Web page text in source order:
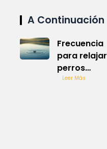
A Continuación
Frecuencia
para relajar
perros
efectiva y
Leer Más